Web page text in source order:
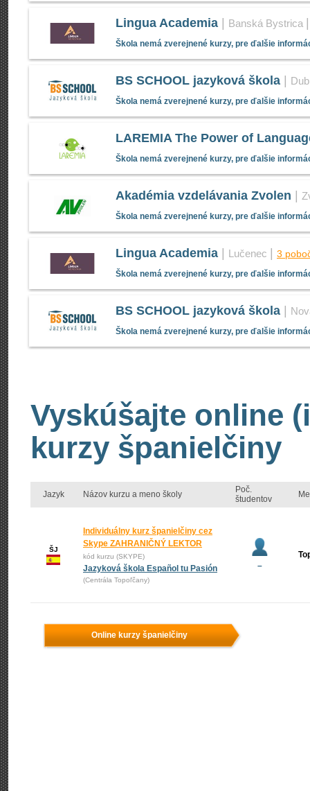
Lingua Academia Banská Bystrica
Škola nemá zverejnené kurzy, pre ďalšie
BS SCHOOL jazyková škola
Škola nemá zverejnené kurzy, pre ďalšie
LAREMIA The Power of
Škola nemá zverejnené kurzy, pre ďalšie
Akadémia vzdelávania Zvolen
Škola nemá zverejnené kurzy, pre ďalšie
Lingua Academia Lučenec 3
Škola nemá zverejnené kurzy, pre ďalšie
BS SCHOOL jazyková škola
Škola nemá zverejnené kurzy, pre ďalšie
Vyskúšajte online
kurzy španielčiny
Jazyk Názov kurzu a meno školy
Poč.
študentov
ŠJ
Individuálny kurz španielčiny cez
Skype ZAHRANIČNÝ LEKTOR
kód kurzu (SKYPE)
Jazyková škola Español tu Pasión
(Centrála Topoľčany)
–
Online kurzy španielčiny